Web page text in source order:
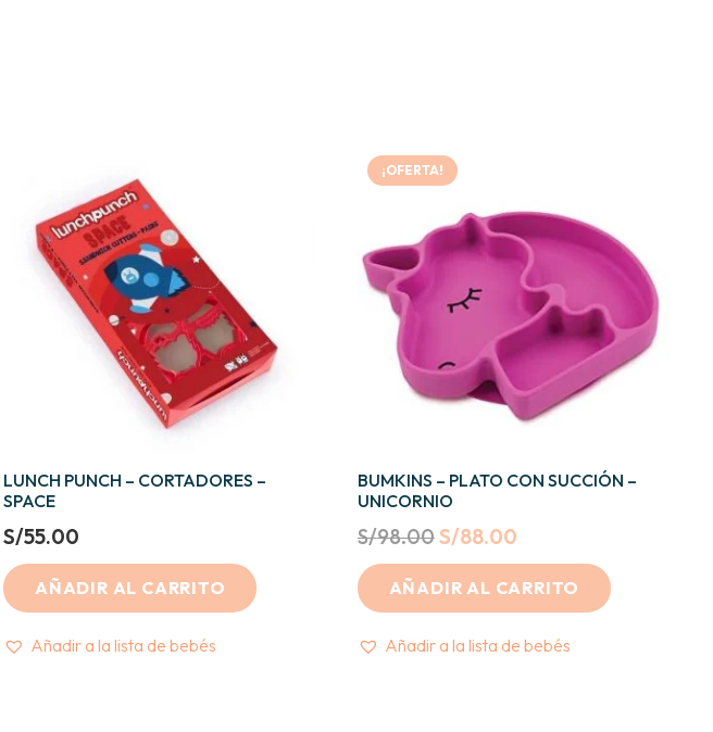
LUNCH PUNCH – CORTADORES –
SPACE
S/55.00
AÑADIR AL CARRITO
Añadir a la lista de bebés
¡OFERTA!
BUMKINS – PLATO CON SUCCIÓN –
UNICORNIO
S/98.00Original
price
was:
S/98.00.
S/88.00Current
price
is:
S/88.00.
AÑADIR AL CARRITO
Añadir a la lista de bebés